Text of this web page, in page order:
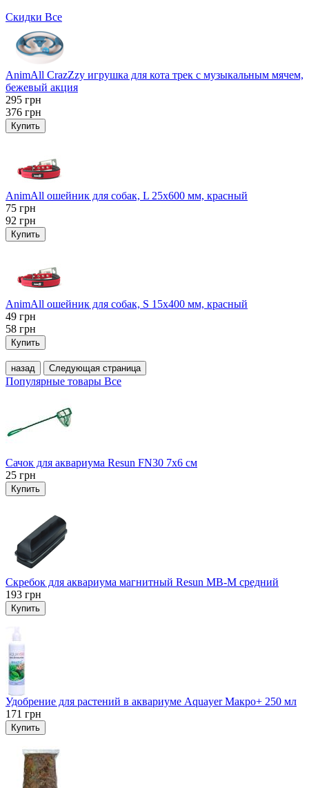
Скидки Все
AnimAll CrazZzy игрушка для кота трек с музыкальным мячем,
бежевый акция
295 грн
376 грн
Купить
AnimAll ошейник для собак, L 25x600 мм, красный
75 грн
92 грн
Купить
AnimAll ошейник для собак, S 15х400 мм, красный
49 грн
58 грн
Купить
назад Следующая страница
Популярные товары Все
Сачок для аквариума Resun FN30 7х6 см
25 грн
Купить
Скребок для аквариума магнитный Resun MB-M средний
193 грн
Купить
Удобрение для растений в аквариуме Aquayer Макро+ 250 мл
171 грн
Купить